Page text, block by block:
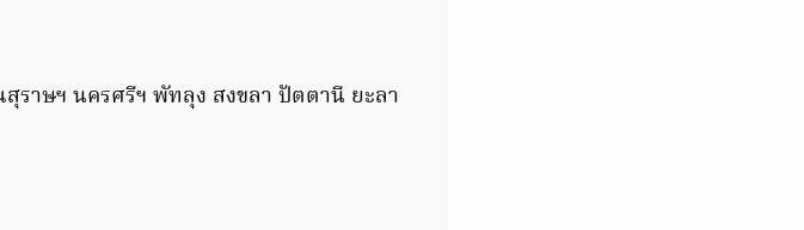
ราษฯ นครศรีฯ พัทลุง สงขลา ปัตตานี ยะลา